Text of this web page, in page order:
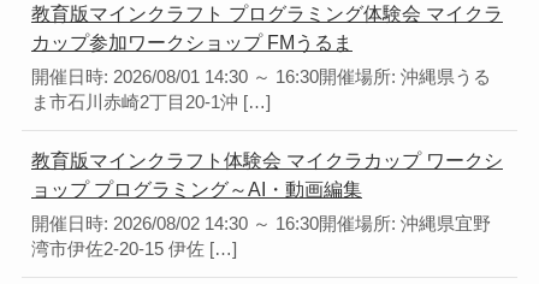
教育版マインクラフト プログラミング体験会 マイクラ
カップ参加ワークショップ FMうるま
開催日時: 2026/08/01 14:30 ～ 16:30開催場所: 沖縄県うる
ま市石川赤崎2丁目20-1沖 […]
教育版マインクラフト体験会 マイクラカップ ワークシ
ョップ プログラミング～AI・動画編集
開催日時: 2026/08/02 14:30 ～ 16:30開催場所: 沖縄県宜野
湾市伊佐2-20-15 伊佐 […]